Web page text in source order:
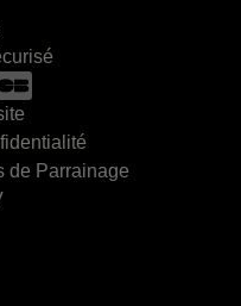
de Parrainage